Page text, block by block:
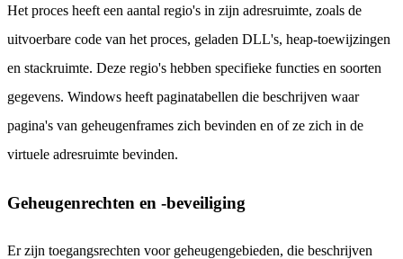
Het proces heeft een aantal regio's in zijn adresruimte, zoals de
uitvoerbare code van het proces, geladen DLL's, heap-toewijzingen
en stackruimte. Deze regio's hebben specifieke functies en soorten
gegevens. Windows heeft paginatabellen die beschrijven waar
pagina's van geheugenframes zich bevinden en of ze zich in de
virtuele adresruimte bevinden.
Geheugenrechten en -beveiliging
Er zijn toegangsrechten voor geheugengebieden, die beschrijven